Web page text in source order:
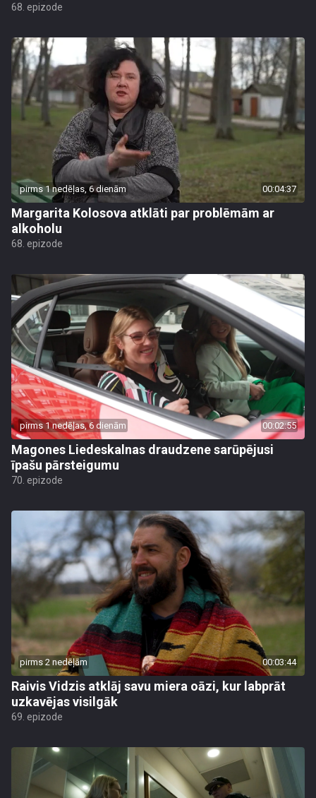
68. epizode
pirms 1 nedēļas, 6 dienām 00:04:37
Margarita Kolosova atklāti par problēmām ar
alkoholu
68. epizode
pirms 1 nedēļas, 6 dienām 00:02:55
Magones Liedeskalnas draudzene sarūpējusi
īpašu pārsteigumu
70. epizode
pirms 2 nedēļām 00:03:44
Raivis Vidzis atklāj savu miera oāzi, kur labprāt
uzkavējas visilgāk
69. epizode